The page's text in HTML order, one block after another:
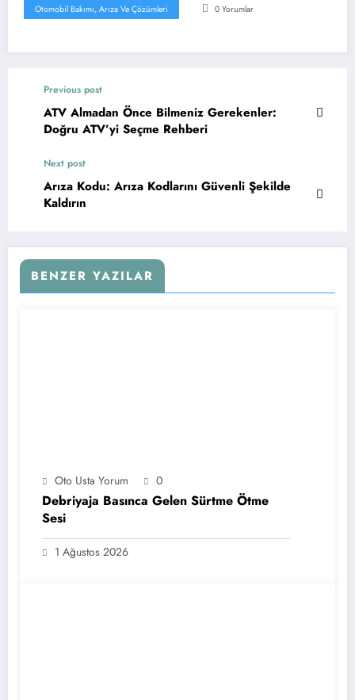
Otomobil Bakımı, Arıza Ve Çözümleri 0 Yorumlar
Previous post
ATV Almadan Önce Bilmeniz Gerekenler:
Doğru ATV’yi Seçme Rehberi
Next post
Arıza Kodu: Arıza Kodlarını Güvenli Şekilde
Kaldırın
BENZER YAZILAR
Oto Usta Yorum 0
Debriyaja Basınca Gelen Sürtme Ötme
Sesi
1 Ağustos 2026